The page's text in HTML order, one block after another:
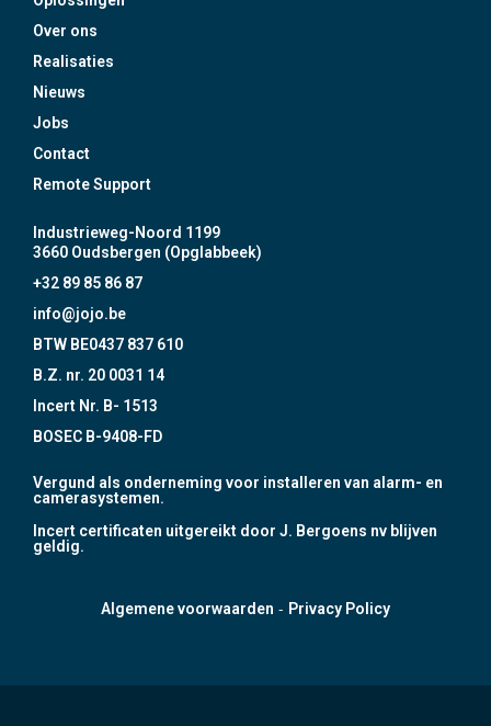
Over ons
Realisaties
Nieuws
Jobs
Contact
Remote Support
Industrieweg-Noord 1199
3660 Oudsbergen (Opglabbeek)
+32 89 85 86 87
info@jojo.be
BTW BE0437 837 610
B.Z. nr. 20 0031 14
Incert Nr. B- 1513
BOSEC B-9408-FD
Vergund als onderneming voor installeren van alarm- en
camerasystemen.
Incert certificaten uitgereikt door J. Bergoens nv blijven
geldig.
Algemene voorwaarden - Privacy Policy